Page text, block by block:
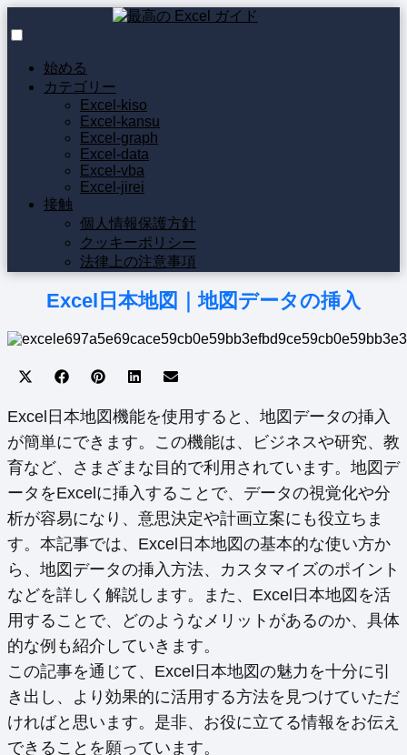
始める
カテゴリー
Excel-kiso
Excel-kansu
Excel-graph
Excel-data
Excel-vba
Excel-jirei
接触
個人情報保護方針
クッキーポリシー
法律上の注意事項
Excel日本地図｜地図データの挿入
Share
X
(Twitter)
Share
Facebook
Share
Pinterest
Share
LinkedInEmail
Excel日本地図機能を使用すると、地図データの挿入
が簡単にできます。この機能は、ビジネスや研究、教
育など、さまざまな目的で利用されています。地図デ
ータをExcelに挿入することで、データの視覚化や分
析が容易になり、意思決定や計画立案にも役立ちま
す。本記事では、Excel日本地図の基本的な使い方か
ら、地図データの挿入方法、カスタマイズのポイント
などを詳しく解説します。また、Excel日本地図を活
用することで、どのようなメリットがあるのか、具体
的な例も紹介していきます。
この記事を通じて、Excel日本地図の魅力を十分に引
き出し、より効果的に活用する方法を見つけていただ
ければと思います。是非、お役に立てる情報をお伝え
できることを願っています。